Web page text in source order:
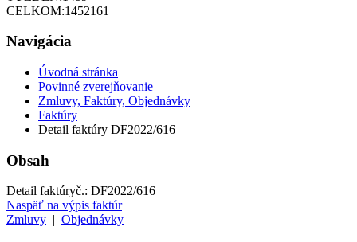
CELKOM:1452161
Navigácia
Úvodná stránka
Povinné zverejňovanie
Zmluvy, Faktúry, Objednávky
Faktúry
Detail faktúry DF2022/616
Obsah
Detail faktúryč.: DF2022/616
Naspäť na výpis faktúr
Zmluvy
Objednávky